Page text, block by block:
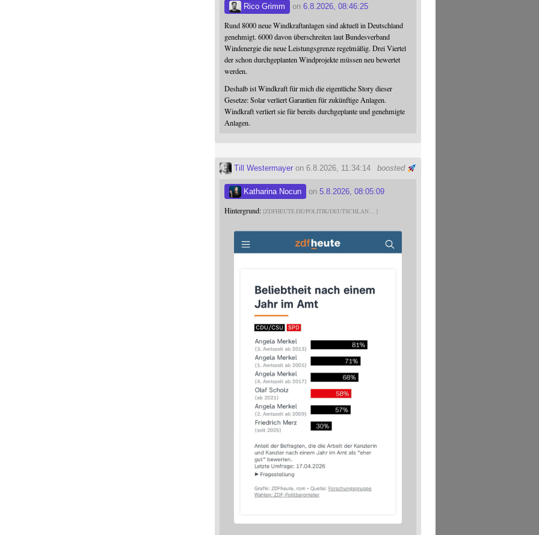
Rico Grimm on6.8.2026, 08:46:25
Rund 8000 neue Windkraftanlagen sind aktuell in Deutschland
genehmigt. 6000 davon überschreiten laut Bundesverband
Windenergie die neue Leistungsgrenze regelmäßig. Drei Viertel
der schon durchgeplanten Windprojekte müssen neu bewertet
werden.
Deshalb ist Windkraft für mich die eigentliche Story dieser
Gesetze: Solar verliert Garantien für zukünftige Anlagen.
Windkraft verliert sie für bereits durchgeplante und genehmigte
Anlagen.
boosted
Till Westermayer on 6.8.2026, 11:34:14
Katharina Nocun on5.8.2026, 08:05:09
Hintergrund: ZDFHEUTE.DE/POLITIK/DEUTSCHLAN